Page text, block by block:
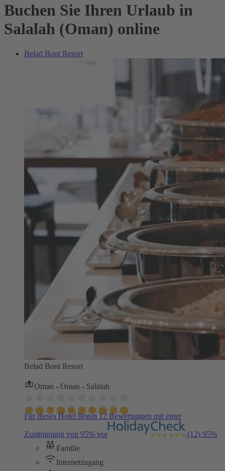
Buchen Sie Ihren Urlaub in
Salalah (Oman) online
Belad Bont Resort
Belad Bont Resort
Oman - Oman - Salalah
Für dieses Hotel liegen 12 Bewertungen mit einer
Zustimmung von 95% vor (12) 95%
Familie
Internetzugang